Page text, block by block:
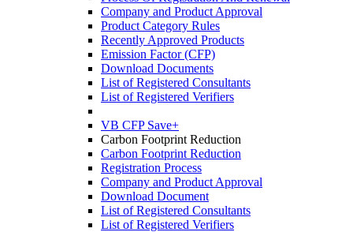
Company and Product Approval
Product Category Rules
Recently Approved Products
Emission Factor (CFP)
Download Documents
List of Registered Consultants
List of Registered Verifiers
VB CFP Save+
Carbon Footprint Reduction
Carbon Footprint Reduction
Registration Process
Company and Product Approval
Download Document
List of Registered Consultants
List of Registered Verifiers